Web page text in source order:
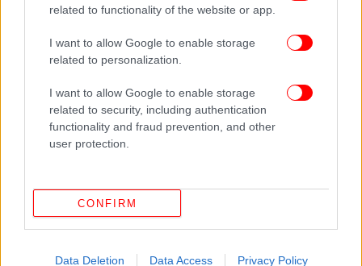
related to functionality of the website or app.
I want to allow Google to enable storage
related to personalization.
I want to allow Google to enable storage
related to security, including authentication
functionality and fraud prevention, and other
user protection.
CONFIRM
Data Deletion Data Access Privacy Policy
ΠΑΣΟΚ: Εκρηκτικό κλίμα πριν το συνέδριο λόγω
την διαγραφή
Καιρός: Βροχές, καταιγίδες και μποφόρ, πέφτει και
άλλο η θερμοκρασία -Δείτε αναλυτικά
Ακολουθήστε το
Δείτε όλες τις τελευταίεςΕιδήσειςαπό την Ελλάδα και τον Κόσμο,
ΔΙΑΒΑΣΤΕ ΠΕΡΙΣΣΟΤΕΡΑ ΝΈΑ ΑΡΙΣΤΕΡΆ
ΑΛΈΞΗΣ ΧΑΡΊΤΣΗΣ